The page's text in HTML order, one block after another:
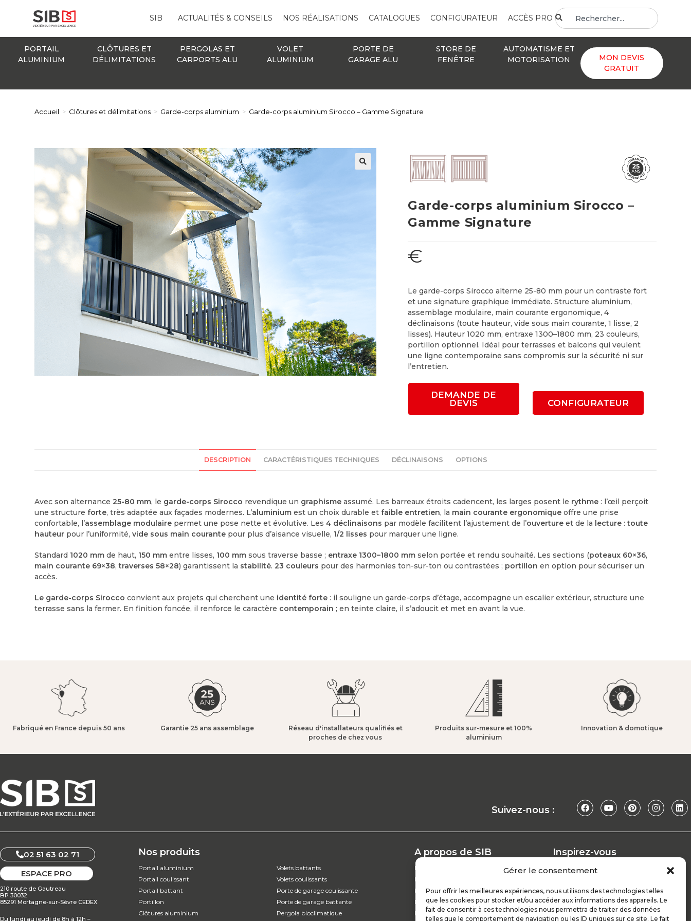
Gérer le consentement
Pour offrir les meilleures expériences, nous utilisons des technologies telles
que les cookies pour stocker et/ou accéder aux informations des appareils. Le
fait de consentir à ces technologies nous permettra de traiter des données
telles que le comportement de navigation ou les ID uniques sur ce site. Le fait
SIB ACTUALITÉS & CONSEILS NOS RÉALISATIONS CATALOGUES CONFIGURATEUR ACCÈS PRO
PORTAIL
ALUMINIUM
CLÔTURES ET
DÉLIMITATIONS
PERGOLAS ET
CARPORTS ALU
VOLET
ALUMINIUM
PORTE DE
GARAGE ALU
STORE DE
FENÊTRE
AUTOMATISME ET
MOTORISATION
MON DEVIS
GRATUIT
Accueil > Clôtures et délimitations > Garde-corps aluminium > Garde-corps aluminium Sirocco – Gamme Signature
Garde-corps aluminium Sirocco –
Gamme Signature
€
Le garde-corps Sirocco alterne 25-80 mm pour un contraste fort
et une signature graphique immédiate. Structure aluminium,
assemblage modulaire, main courante ergonomique, 4
déclinaisons (toute hauteur, vide sous main courante, 1 lisse, 2
lisses). Hauteur 1020 mm, entraxe 1300–1800 mm, 23 couleurs,
portillon optionnel. Idéal pour terrasses et balcons qui veulent
une ligne contemporaine sans compromis sur la sécurité ni sur
l’entretien.
DEMANDE DE
DEVIS
CONFIGURATEUR
DESCRIPTION CARACTÉRISTIQUES TECHNIQUES DÉCLINAISONS OPTIONS
Avec son alternance 25-80 mm, le garde-corps Sirocco revendique un graphisme assumé. Les barreaux étroits cadencent, les larges posent le rythme : l’œil perçoit
une structure forte, très adaptée aux façades modernes. L’aluminium est un choix durable et faible entretien, la main courante ergonomique offre une prise
confortable, l’assemblage modulaire permet une pose nette et évolutive. Les4 déclinaisons par modèle facilitent l’ajustement de l’ouverture et de la lecture :toute
hauteur pour l’uniformité,vide sous main courante pour plus d’aisance visuelle, 1/2 lisses pour marquer une ligne.
Standard 1020 mm de haut, 150 mm entre lisses, 100 mm sous traverse basse ; entraxe 1300–1800 mm selon portée et rendu souhaité. Les sections (poteaux 60×36,
main courante 69×38,traverses 58×28) garantissent la stabilité. 23 couleurs pour des harmonies ton-sur-ton ou contrastées ; portillon en option pour sécuriser un
accès.
Le garde-corps Sirocco convient aux projets qui cherchent une identité forte : il souligne un garde-corps d’étage, accompagne un escalier extérieur, structure une
terrasse sans la fermer. En finition foncée, il renforce le caractère contemporain ; en teinte claire, il s’adoucit et met en avant la vue.
Fabriqué en France depuis 50 ans​ Garantie 25 ans assemblage​
Réseau d'installateurs qualifiés et
proches de chez vous​
Produits sur-mesure et 100%
aluminium​
Innovation & domotique​
Suivez-nous :
02 51 63 02 71
ESPACE PRO
210 route de Gautreau
BP 30032
85291 Mortagne-sur-Sèvre CEDEX
Du lundi au jeudi de 8h à 12h –
Nos produits
Portail aluminium
Portail coulissant
Portail battant
Portillon
Clôtures aluminium
Volets battants
Volets coulissants
Porte de garage coulissante
Porte de garage battante
Pergola bioclimatique
A propos de SIB
L’entreprise
Nos catalogues
Parcours d'achat
Nos garanties
Nos offres d’emploi
Inspirez-vous
Nos conseils
Configurateur
Demande de devis
Parrain d’excellence